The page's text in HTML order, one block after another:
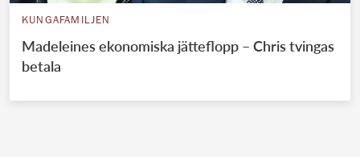
KUNGAFAMILJEN
Madeleines ekonomiska jätteflopp – Chris tvingas
betala